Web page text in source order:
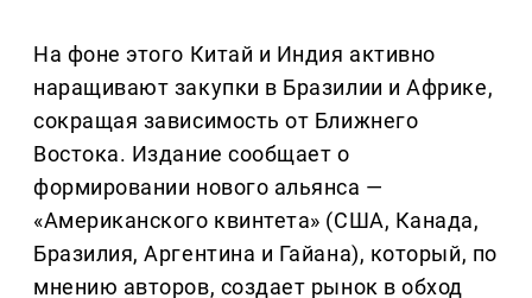
На фоне этого Китай и Индия активно
наращивают закупки в Бразилии и Африке,
сокращая зависимость от Ближнего
Востока. Издание сообщает о
формировании нового альянса —
«Американского квинтета» (США, Канада,
Бразилия, Аргентина и Гайана), который, по
мнению авторов, создает рынок в обход